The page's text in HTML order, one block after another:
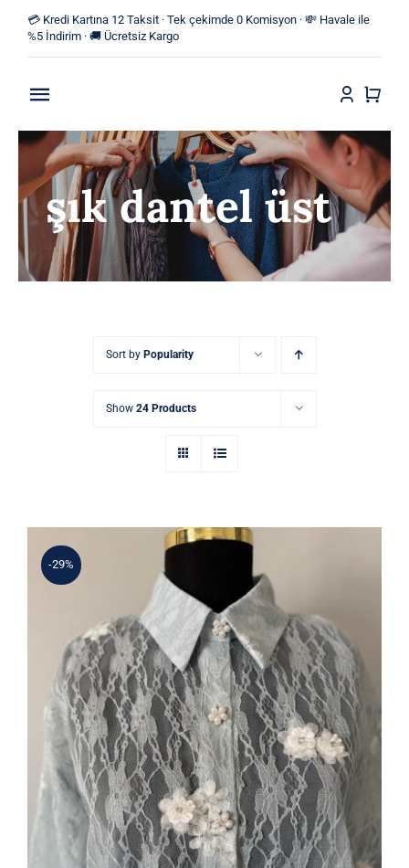
content
💳 Kredi Kartına 12 Taksit · Tek çekimde 0 Komisyon · 💸 Havale ile
%5 İndirim · 🚚 Ücretsiz Kargo
Toggle
Navigation
Anasayfa
Mağaza
Yeni Ürünler
şık dantel üst
Sort by Popularity
Show 24 Products
-29%
Mavi Dantel İnci Çiçek İşlemeli
Gömlek